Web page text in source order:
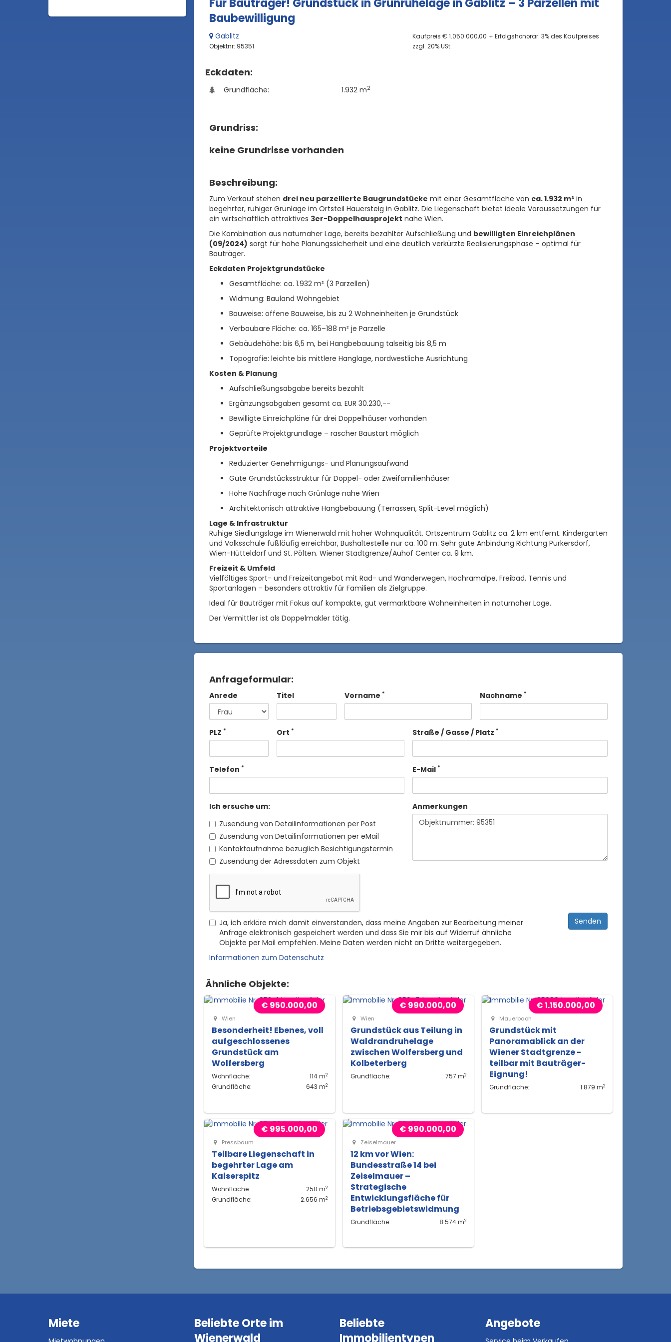
Für Bauträger! Grundstück in Grünruhelage in Gablitz – 3 Parzellen mit
Baubewilligung
Gablitz
Objektnr: 95351
Kaufpreis € 1.050.000,00 + Erfolgshonorar: 3% des Kaufpreises
zzgl. 20% USt.
Eckdaten:
Grundfläche: 1.932 m2
Grundriss:
keine Grundrisse vorhanden
Beschreibung:
Zum Verkauf stehen drei neu parzellierte Baugrundstücke mit einer Gesamtfläche von ca. 1.932 m²in
begehrter, ruhiger Grünlage im Ortsteil Hauersteig in Gablitz. Die Liegenschaft bietet ideale Voraussetzungen für
ein wirtschaftlich attraktives 3er-Doppelhausprojekt nahe Wien.
Die Kombination aus naturnaher Lage, bereits bezahlter Aufschließung und bewilligten Einreichplänen
(09/2024) sorgt für hohe Planungssicherheit und eine deutlich verkürzte Realisierungsphase – optimal für
Bauträger.
Eckdaten Projektgrundstücke
Gesamtfläche: ca. 1.932 m² (3 Parzellen)
Widmung: Bauland Wohngebiet
Bauweise: offene Bauweise, bis zu 2 Wohneinheiten je Grundstück
Verbaubare Fläche: ca. 165–188 m² je Parzelle
Gebäudehöhe: bis 6,5 m, bei Hangbebauung talseitig bis 8,5 m
Topografie: leichte bis mittlere Hanglage, nordwestliche Ausrichtung
Kosten & Planung
Aufschließungsabgabe bereits bezahlt
Ergänzungsabgaben gesamt ca. EUR 30.230,--
Bewilligte Einreichpläne für drei Doppelhäuser vorhanden
Geprüfte Projektgrundlage – rascher Baustart möglich
Projektvorteile
Reduzierter Genehmigungs- und Planungsaufwand
Gute Grundstücksstruktur für Doppel- oder Zweifamilienhäuser
Hohe Nachfrage nach Grünlage nahe Wien
Architektonisch attraktive Hangbebauung (Terrassen, Split-Level möglich)
Lage & Infrastruktur
Ruhige Siedlungslage im Wienerwald mit hoher Wohnqualität. Ortszentrum Gablitz ca. 2 km entfernt. Kindergarten
und Volksschule fußläufig erreichbar, Bushaltestelle nur ca. 100 m. Sehr gute Anbindung Richtung Purkersdorf,
Wien-Hütteldorf und St. Pölten. Wiener Stadtgrenze/Auhof Center ca. 9 km.
Freizeit & Umfeld
Vielfältiges Sport- und Freizeitangebot mit Rad- und Wanderwegen, Hochramalpe, Freibad, Tennis und
Sportanlagen – besonders attraktiv für Familien als Zielgruppe.
Ideal für Bauträger mit Fokus auf kompakte, gut vermarktbare Wohneinheiten in naturnaher Lage.
Der Vermittler ist als Doppelmakler tätig.
Anfrageformular:
Anrede Titel Vorname * Nachname *
PLZ * Ort * Straße / Gasse / Platz *
Telefon * E-Mail *
Ich ersuche um:
Zusendung von Detailinformationen per Post
Zusendung von Detailinformationen per eMail
Kontaktaufnahme bezüglich Besichtigungstermin
Zusendung der Adressdaten zum Objekt
Anmerkungen
Ja, ich erkläre mich damit einverstanden, dass meine Angaben zur Bearbeitung meiner
Anfrage elektronisch gespeichert werden und dass Sie mir bis auf Widerruf ähnliche
Objekte per Mail empfehlen. Meine Daten werden nicht an Dritte weitergegeben.
Informationen zum Datenschutz
Ähnliche Objekte:
€ 950.000,00
Wien
Besonderheit! Ebenes, voll
aufgeschlossenes
Grundstück am
Wolfersberg
Wohnfläche: 114 m2
Grundfläche: 643 m2
€ 990.000,00
Wien
Grundstück aus Teilung in
Waldrandruhelage
zwischen Wolfersberg und
Kolbeterberg
Grundfläche: 757 m2
€ 1.150.000,00
Mauerbach
Grundstück mit
Panoramablick an der
Wiener Stadtgrenze -
teilbar mit Bauträger-
Eignung!
Grundfläche: 1.879 m2
€ 995.000,00
Pressbaum
Teilbare Liegenschaft in
begehrter Lage am
Kaiserspitz
Wohnfläche: 250 m2
Grundfläche: 2.656 m2
€ 990.000,00
Zeiselmauer
12 km vor Wien:
Bundesstraße 14 bei
Zeiselmauer –
Strategische
Entwicklungsfläche für
Betriebsgebietswidmung
Grundfläche: 8.574 m2
Miete
Beliebte Orte im
Wienerwald
Beliebte
Immobilientypen
Angebote